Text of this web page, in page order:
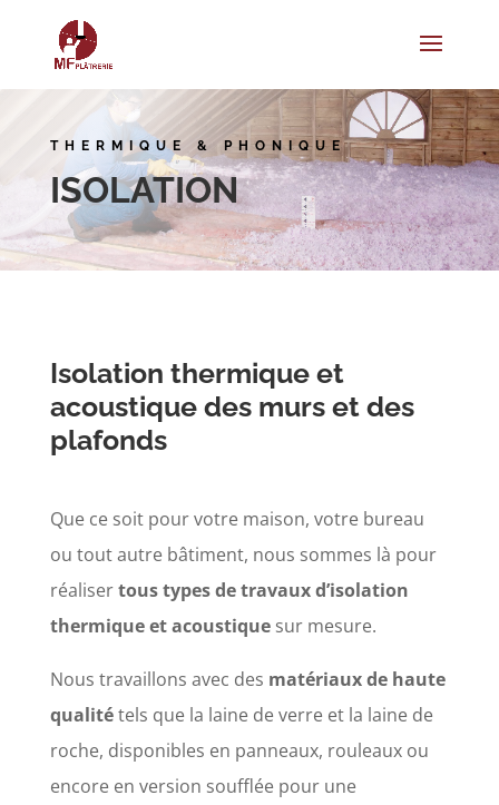
THERMIQUE & PHONIQUE
ISOLATION
Isolation thermique et
acoustique des murs et des
plafonds
Que ce soit pour votre maison, votre bureau
ou tout autre bâtiment, nous sommes là pour
réalisertous types de travaux d’isolation
thermique et acoustiquesur mesure.
Nous travaillons avec des matériaux de haute
qualitétels que la laine de verre et la laine de
roche, disponibles en panneaux, rouleaux ou
encore en version soufflée pour une